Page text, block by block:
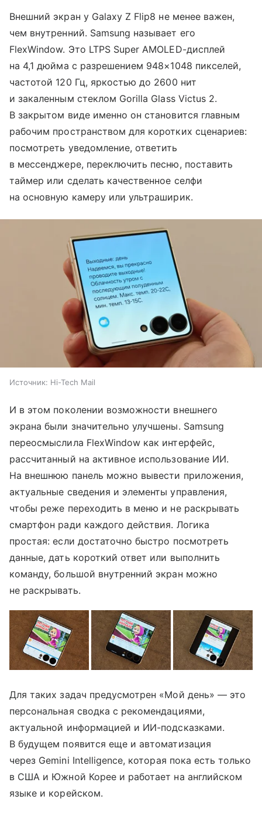
Внешний экран у Galaxy Z Flip8 не менее важен,
чем внутренний. Samsung называет его
FlexWindow. Это LTPS Super AMOLED-дисплей
на 4,1 дюйма с разрешением 948×1048 пикселей,
частотой 120 Гц, яркостью до 2600 нит
и закаленным стеклом Gorilla Glass Victus 2.
В закрытом виде именно он становится главным
рабочим пространством для коротких сценариев:
посмотреть уведомление, ответить
в мессенджере, переключить песню, поставить
таймер или сделать качественное селфи
на основную камеру или ультраширик.
Источник: Hi-Tech Mail
И в этом поколении возможности внешнего
экрана были значительно улучшены. Samsung
переосмыслила FlexWindow как интерфейс,
рассчитанный на активное использование ИИ.
На внешнюю панель можно вывести приложения,
актуальные сведения и элементы управления,
чтобы реже переходить в меню и не раскрывать
смартфон ради каждого действия. Логика
простая: если достаточно быстро посмотреть
данные, дать короткий ответ или выполнить
команду, большой внутренний экран можно
не раскрывать.
Для таких задач предусмотрен «Мой день» — это
персональная сводка с рекомендациями,
актуальной информацией и ИИ-подсказками.
В будущем появится еще и автоматизация
через Gemini Intelligence, которая пока есть только
в США и Южной Корее и работает на английском
языке и корейском.